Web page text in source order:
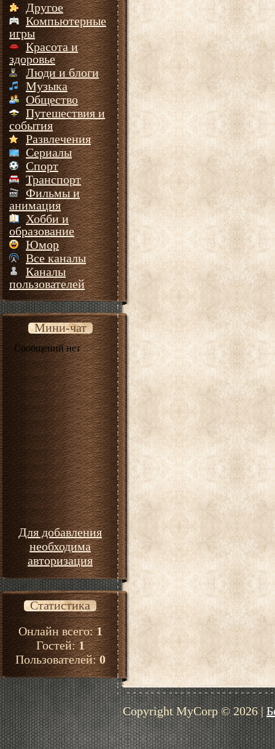
Другое
Компьютерные
игры
Красота и
здоровье
Люди и блоги
Музыка
Общество
Путешествия и
события
Развлечения
Сериалы
Спорт
Транспорт
Фильмы и
анимация
Хобби и
образование
Юмор
Все каналы
Каналы
пользователей
Мини-чат
Для добавления
необходима
авторизация
Статистика
Онлайн всего:1
Гостей:1
Пользователей:0
Copyright MyCorp © 2026|